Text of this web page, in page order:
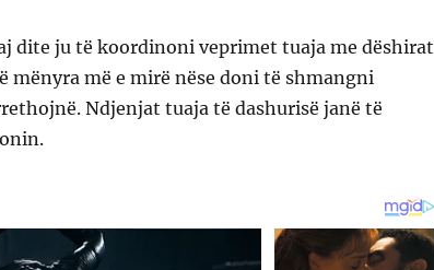
dite ju të koordinoni veprimet tuaja me dëshirat
mënyra më e mirë nëse doni të shmangni
Ndjenjat tuaja të dashurisë janë të